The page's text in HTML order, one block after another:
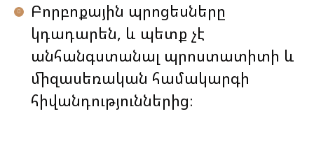
Բորբոքային պրոցեսները
կդադարեն, և պետք չէ
անհանգստանալ պրոստատիտի և
միզասեռական համակարգի
հիվանդություններից։